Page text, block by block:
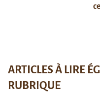
ARTICLES À LIRE
RUBRIQUE